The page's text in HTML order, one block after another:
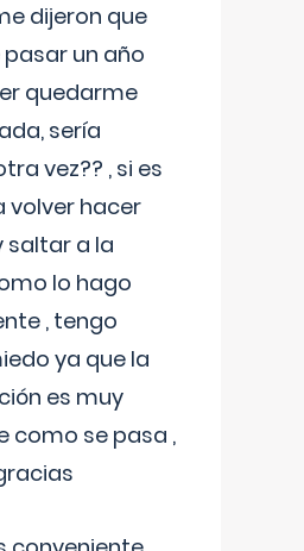
dijeron que
un año
quedarme
sería
vez?? , si es
volver hacer
saltar a la
lo hago
, tengo
ya que la
es muy
como se pasa ,